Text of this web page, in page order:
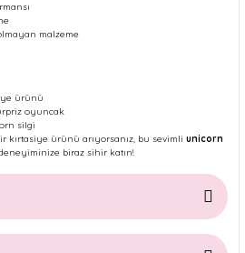
malzeme
ürünü
oyuncak
silgi
kırtasiye ürünü arıyorsanız, bu sevimli unicorn
biraz sihir katın!